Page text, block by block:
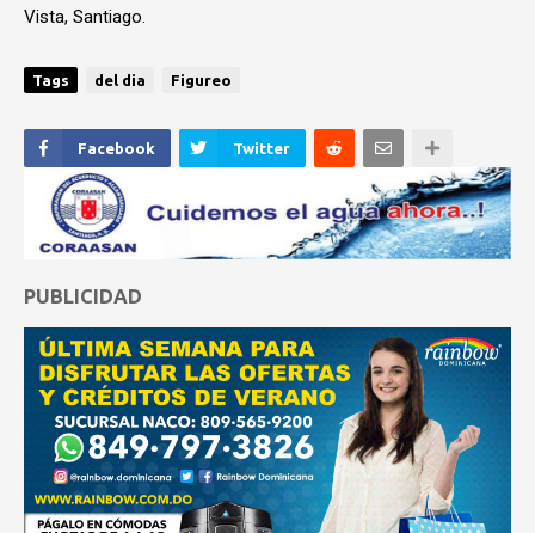
Vista, Santiago.
Tags del dia Figureo
Facebook Twitter
PUBLICIDAD